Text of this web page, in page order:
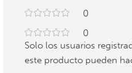
0
0
Solo los usuarios
este producto pueden